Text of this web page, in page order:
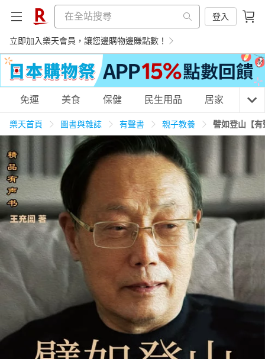
登入
立即加入樂天會員，讓您邊購物邊賺點數！
購物網分類
美食蛋糕 養生保健 民生用品
居家生活 3C家電 運動休閒 親子玩具
化妝保養 情趣用品
日本購物 電子/紙本書
HOT
免運 美食 保健 民生用品 居家 3C
樂天首頁 圖書與雜誌 有聲書 親子教養 譬如登山【有